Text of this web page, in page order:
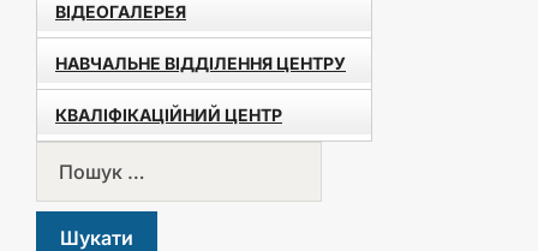
ВІДЕОГАЛЕРЕЯ
НАВЧАЛЬНЕ ВІДДІЛЕННЯ ЦЕНТРУ
КВАЛІФІКАЦІЙНИЙ ЦЕНТР